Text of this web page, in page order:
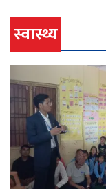
स्वास्थ्य